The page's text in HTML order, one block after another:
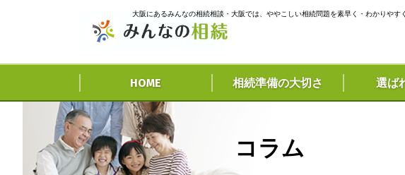
大阪にあるみんなの相続相談・大阪では、ややこしい相続問題を素早く・わかりやす
HOME 相続準備の大切さ 選ば
コラム